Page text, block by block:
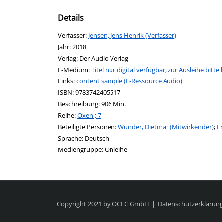
Details
Verfasser: Suche nach diesem Verfasser
Jensen, Jens Henrik (Verfasser)
Jahr:2018
Verlag: Der Audio Verlag
E-Medium:Titel nur digital verfügbar; zur Ausleihe bitte
Links:Diesen Link in neuem Tab öffnen
content sample (E-Ressource Audio)
Suche nach dieser Systematik
Suche nach diesem Interessenskreis
ISBN:9783742405517
Beschreibung:906 Min.
Reihe:Oxen ; 7
Beteiligte Personen:Suche nach dieser Beteiligten
Wunder, Dietmar (Mitwirkender);
Sprache: Deutsch
Mediengruppe:Onleihe
Copyright 2021 by OCLC GmbH